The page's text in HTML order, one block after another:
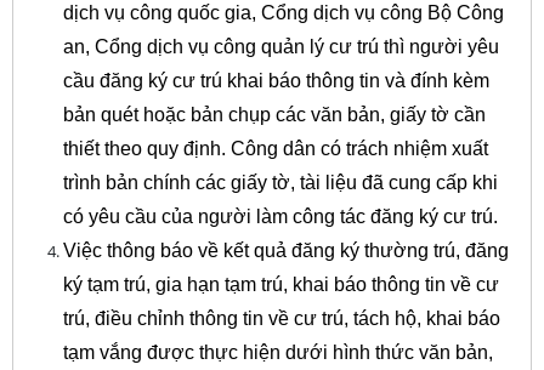
dịch vụ công quốc gia, Cổng dịch vụ công Bộ Công
an, Cổng dịch vụ công quản lý cư trú thì người yêu
cầu đăng ký cư trú khai báo thông tin và đính kèm
bản quét hoặc bản chụp các văn bản, giấy tờ cần
thiết theo quy định. Công dân có trách nhiệm xuất
trình bản chính các giấy tờ, tài liệu đã cung cấp khi
có yêu cầu của người làm công tác đăng ký cư trú.
Việc thông báo về kết quả đăng ký thường trú, đăng
ký tạm trú, gia hạn tạm trú, khai báo thông tin về cư
trú, điều chỉnh thông tin về cư trú, tách hộ, khai báo
tạm vắng được thực hiện dưới hình thức văn bản,